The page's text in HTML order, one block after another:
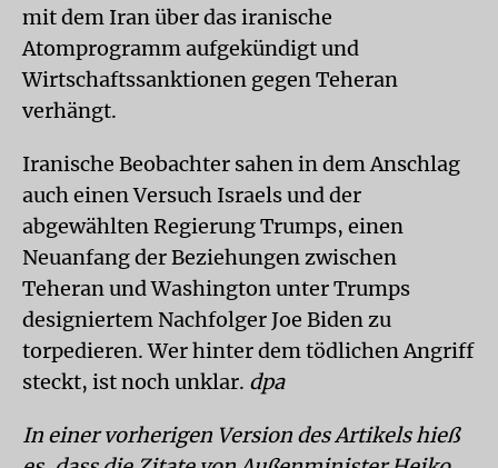
mit dem Iran über das iranische
Atomprogramm aufgekündigt und
Wirtschaftssanktionen gegen Teheran
verhängt.
Iranische Beobachter sahen in dem Anschlag
auch einen Versuch Israels und der
abgewählten Regierung Trumps, einen
Neuanfang der Beziehungen zwischen
Teheran und Washington unter Trumps
designiertem Nachfolger Joe Biden zu
torpedieren. Wer hinter dem tödlichen Angriff
steckt, ist noch unklar. dpa
In einer vorherigen Version des Artikels hieß